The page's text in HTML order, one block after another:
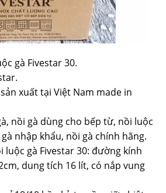
gà Fivestar 30.
xuất tại Việt Nam made in
nồi gà dùng cho bếp từ, nồi luộc
nhập khẩu, nồi gà chính hãng.
gà Fivestar 30: đường kính
dung tích 16 lít, có nắp vung